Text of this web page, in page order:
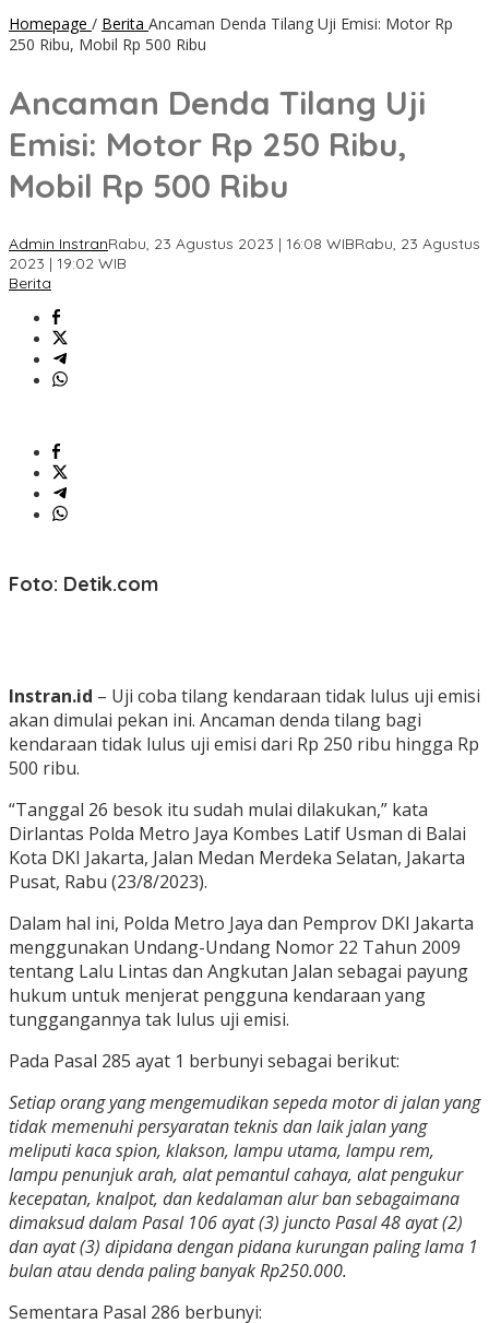
Homepage / Berita Ancaman Denda Tilang Uji Emisi: Motor Rp
250 Ribu, Mobil Rp 500 Ribu
Ancaman Denda Tilang Uji
Emisi: Motor Rp 250 Ribu,
Mobil Rp 500 Ribu
Admin InstranRabu, 23 Agustus 2023 | 16:08 WIBRabu, 23 Agustus
2023 | 19:02 WIB
Berita
Foto: Detik.com
Instran.id – Uji coba tilang kendaraan tidak lulus uji emisi
akan dimulai pekan ini. Ancaman denda tilang bagi
kendaraan tidak lulus uji emisi dari Rp 250 ribu hingga Rp
500 ribu.
“Tanggal 26 besok itu sudah mulai dilakukan,” kata
Dirlantas Polda Metro Jaya Kombes Latif Usman di Balai
Kota DKI Jakarta, Jalan Medan Merdeka Selatan, Jakarta
Pusat, Rabu (23/8/2023).
Dalam hal ini, Polda Metro Jaya dan Pemprov DKI Jakarta
menggunakan Undang-Undang Nomor 22 Tahun 2009
tentang Lalu Lintas dan Angkutan Jalan sebagai payung
hukum untuk menjerat pengguna kendaraan yang
tunggangannya tak lulus uji emisi.
Pada Pasal 285 ayat 1 berbunyi sebagai berikut:
Setiap orang yang mengemudikan sepeda motor di jalan yang
tidak memenuhi persyaratan teknis dan laik jalan yang
meliputi kaca spion, klakson, lampu utama, lampu rem,
lampu penunjuk arah, alat pemantul cahaya, alat pengukur
kecepatan, knalpot, dan kedalaman alur ban sebagaimana
dimaksud dalam Pasal 106 ayat (3) juncto Pasal 48 ayat (2)
dan ayat (3) dipidana dengan pidana kurungan paling lama 1
bulan atau denda paling banyak Rp250.000.
Sementara Pasal 286 berbunyi: